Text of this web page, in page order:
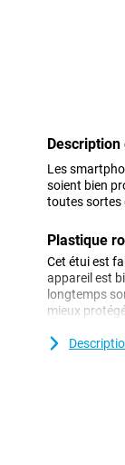
Les
soient bien
toutes sortes
Plastique
Cet étui est
appareil est
longtemps
mieux
Vous
optez pour